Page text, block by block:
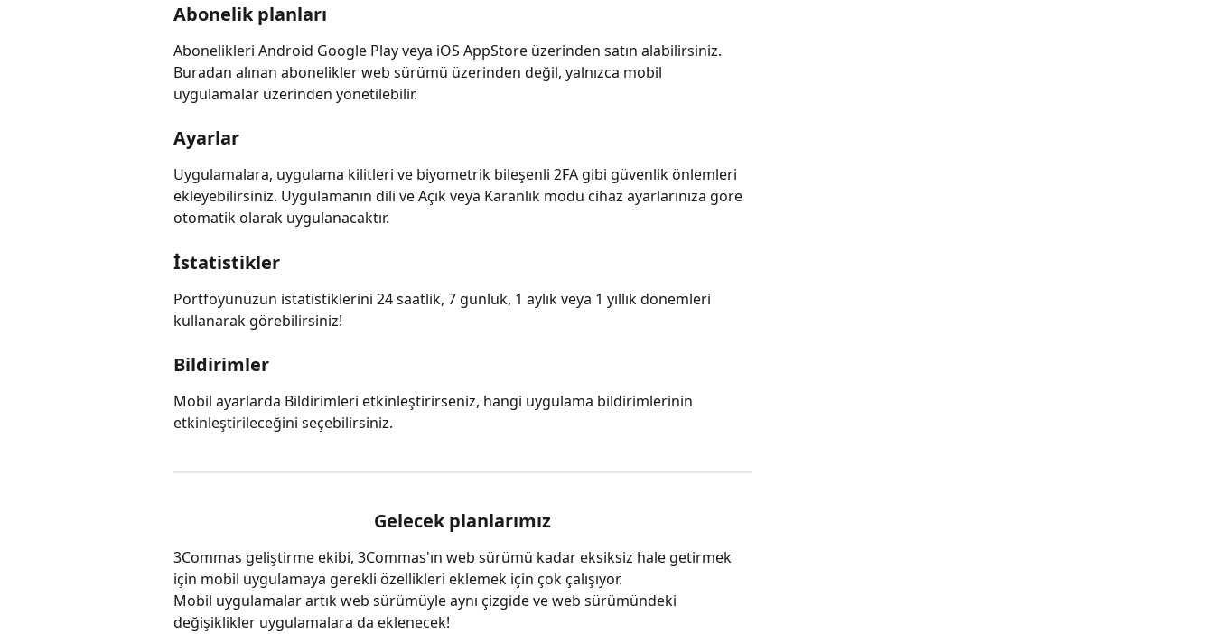
Abonelik planları
Abonelikleri Android Google Play veya iOS AppStore üzerinden satın alabilirsiniz.
Buradan alınan abonelikler web sürümü üzerinden değil, yalnızca mobil
uygulamalar üzerinden yönetilebilir.
Ayarlar
Uygulamalara, uygulama kilitleri ve biyometrik bileşenli 2FA gibi güvenlik önlemleri
ekleyebilirsiniz. Uygulamanın dili ve Açık veya Karanlık modu cihaz ayarlarınıza göre
otomatik olarak uygulanacaktır.
İstatistikler
Portföyünüzün istatistiklerini 24 saatlik, 7 günlük, 1 aylık veya 1 yıllık dönemleri
kullanarak görebilirsiniz!
Bildirimler
Mobil ayarlarda Bildirimleri etkinleştirirseniz, hangi uygulama bildirimlerinin
etkinleştirileceğini seçebilirsiniz.
Gelecek planlarımız
3Commas geliştirme ekibi, 3Commas'ın web sürümü kadar eksiksiz hale getirmek
için mobil uygulamaya gerekli özellikleri eklemek için çok çalışıyor.
Mobil uygulamalar artık web sürümüyle aynı çizgide ve web sürümündeki
değişiklikler uygulamalara da eklenecek!